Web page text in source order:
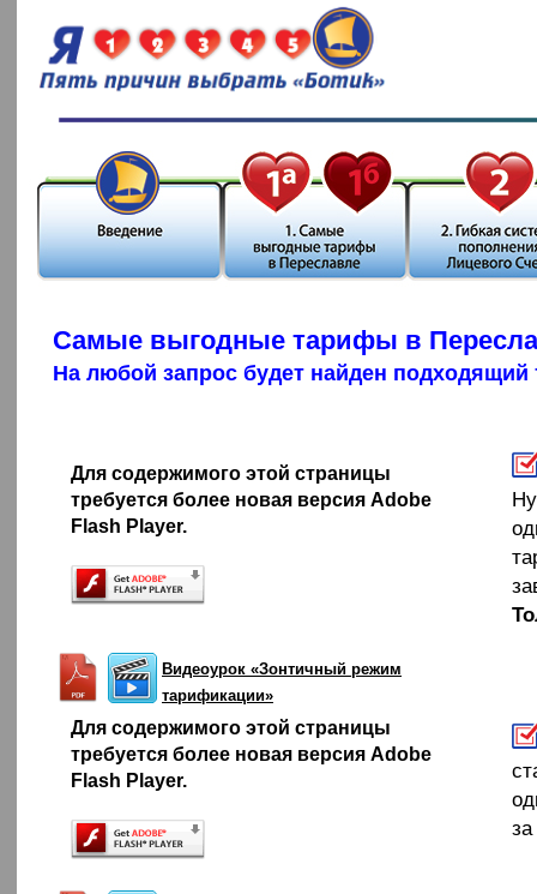
Самые выгодные тарифы в
На любой запрос будет найден подходящий
Для содержимого этой страницы
требуется более новая версия Adobe
Flash Player.
Видеоурок «Зонтичный режим
тарификации»
Для содержимого этой страницы
требуется более новая версия Adobe
Flash Player.